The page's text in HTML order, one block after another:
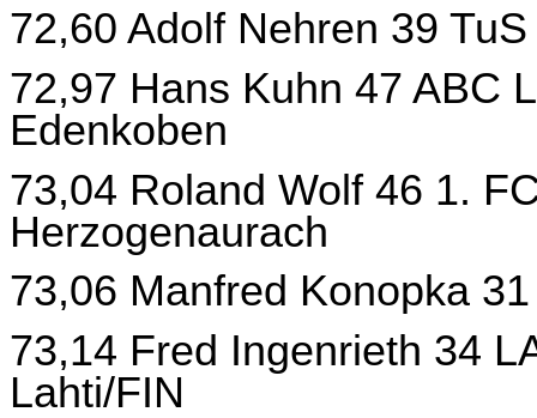
72,60 Adolf Nehren 39
72,97 Hans Kuhn 47 ABC
Edenkoben
73,04 Roland Wolf 46 1.
Herzogenaurach
73,06 Manfred Konopka
73,14 Fred Ingenrieth 34
Lahti/FIN